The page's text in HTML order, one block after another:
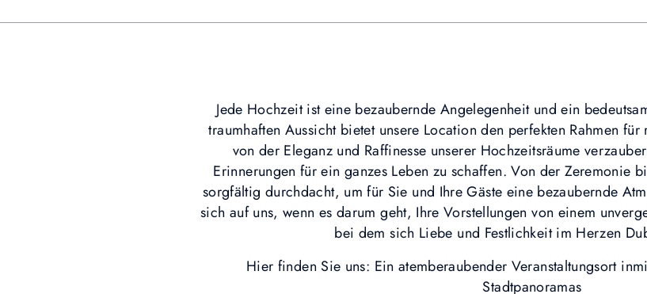
Jede Hochzeit ist eine bezaubernde Angelegenheit und ein
traumhaften Aussicht bietet unsere Location den perfekten Rahmen für
von der Eleganz und Raffinesse unserer Hochzeitsräume
Erinnerungen für ein ganzes Leben zu schaffen. Von der Zeremonie
sorgfältig durchdacht, um für Sie und Ihre Gäste eine bezaubernde
sich auf uns, wenn es darum geht, Ihre Vorstellungen von einem
bei dem sich Liebe und Festlichkeit im Herzen
Hier finden Sie uns: Ein atemberaubender Veranstaltungsort
Stadtpanoramas